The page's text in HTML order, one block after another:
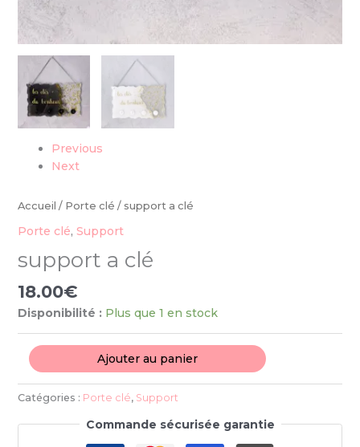
Previous
Next
Accueil / Porte clé / support a clé
Porte clé, Support
support a clé
18.00€
Disponibilité : Plus que 1 en stock
Ajouter au panier
Catégories : Porte clé, Support
Commande sécurisée garantie